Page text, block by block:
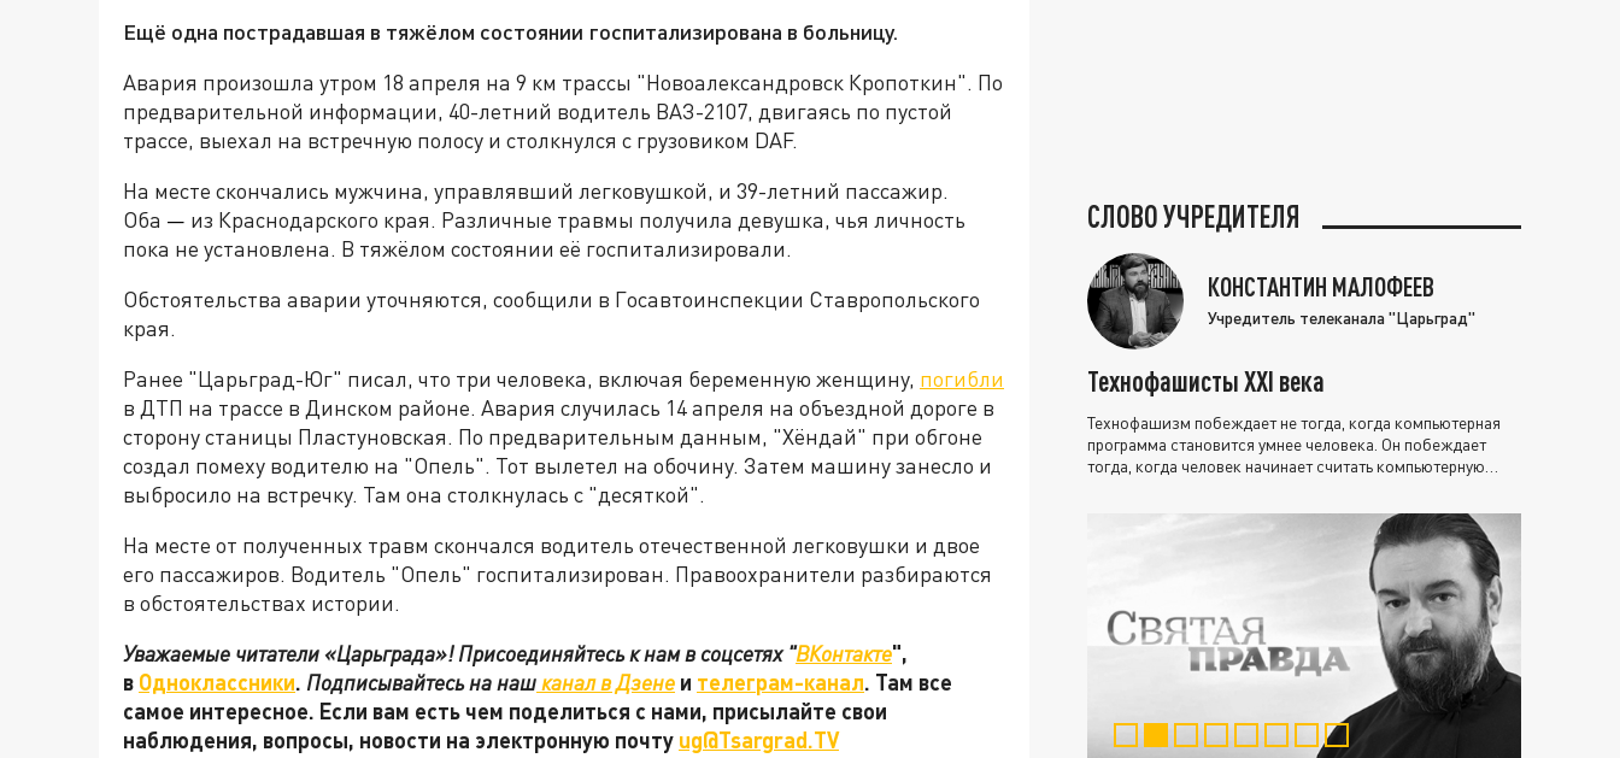
Ещё одна пострадавшая в тяжёлом состоянии госпитализирована в больницу.
Авария произошла утром 18 апреля на 9 км трассы "Новоалександровск Кропоткин". По
предварительной информации, 40-летний водитель ВАЗ-2107, двигаясь по пустой
трассе, выехал на встречную полосу и столкнулся с грузовиком DAF.
На месте скончались мужчина, управлявший легковушкой, и 39-летний пассажир.
Оба — из Краснодарского края. Различные травмы получила девушка, чья личность
пока не установлена. В тяжёлом состоянии её госпитализировали.
Обстоятельства аварии уточняются, сообщили в Госавтоинспекции Ставропольского
края.
Ранее "Царьград-Юг" писал, что три человека, включая беременную женщину, погибли
в ДТП на трассе в Динском районе. Авария случилась 14 апреля на объездной дороге в
сторону станицы Пластуновская. По предварительным данным, "Хёндай" при обгоне
создал помеху водителю на "Опель". Тот вылетел на обочину. Затем машину занесло и
выбросило на встречку. Там она столкнулась с "десяткой".
На месте от полученных травм скончался водитель отечественной легковушки и двое
его пассажиров. Водитель "Опель" госпитализирован. Правоохранители разбираются
в обстоятельствах истории.
Уважаемые читатели «Царьграда»! Присоединяйтесь к нам в соцсетях "ВКонтакте",
в Одноклассники. Подписывайтесь на нашканал в Дзене и телеграм-канал. Там все
самое интересное. Если вам есть чем поделиться с нами, присылайте свои
наблюдения, вопросы, новости на электронную почту ug@Tsargrad.TV
СЛОВО УЧРЕДИТЕЛЯ
КОНСТАНТИН МАЛОФЕЕВ
Учредитель телеканала "Царьград"
Технофашисты XXI века
Технофашизм побеждает не тогда, когда компьютерная
программа становится умнее человека. Он побеждает
тогда, когда человек начинает считать компьютерную